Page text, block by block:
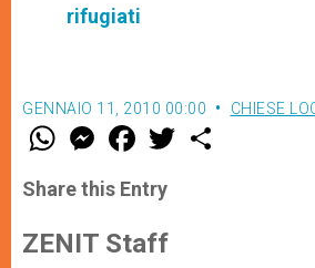
rifugiati
GENNAIO 11, 2010 00:00 CHIESE
W
t
s
p
p
M
e
s
e
g
e
F
a
e
b
o
k
w
Share this Entry
ZENIT Staff